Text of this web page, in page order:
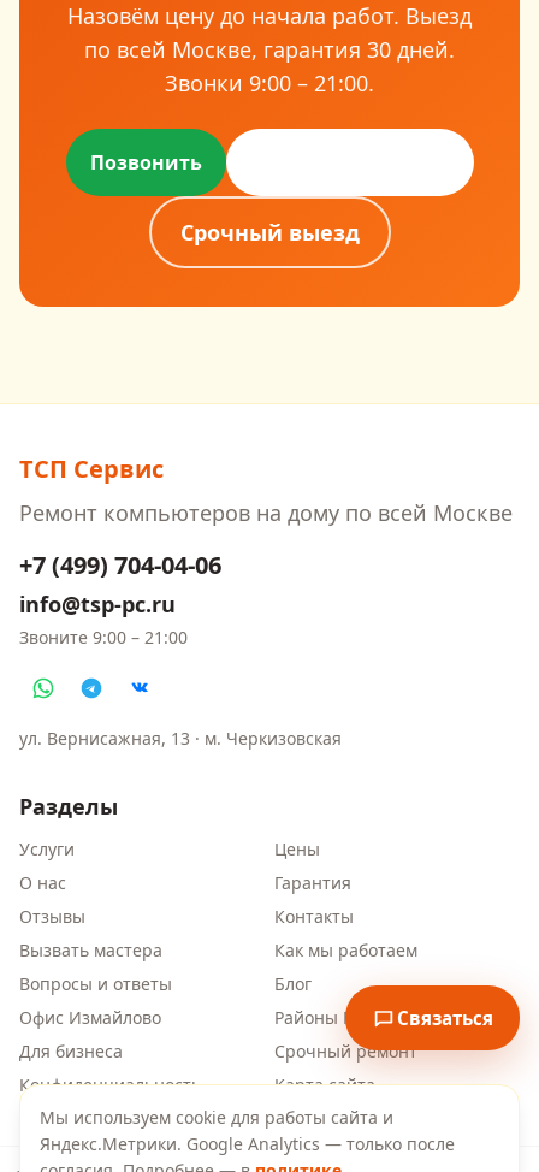
Назовём цену до начала работ. Выезд
по всей Москве, гарантия 30 дней.
Звонки 9:00 – 21:00.
Позвонить
Срочный выезд
ТСП Сервис
Ремонт компьютеров на дому по всей Москве
+7 (499) 704-04-06
info@tsp-pc.ru
Звоните 9:00 – 21:00
ул. Вернисажная, 13 · м. Черкизовская
Разделы
Услуги
Цены
О нас
Гарантия
Отзывы
Контакты
Вызвать мастера
Как мы работаем
Вопросы и ответы
Блог
Офис Измайлово
Районы Москвы
Для бизнеса
Срочный ремонт
Конфиденциальность
Карта сайта
Мы используем cookie для работы сайта и
Яндекс.Метрики. Google Analytics — только после
Связаться